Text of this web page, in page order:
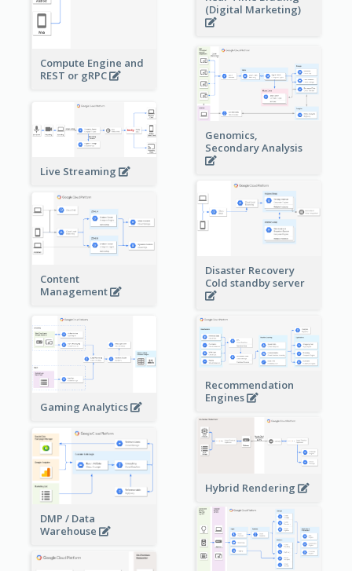
(Digital Marketing)
Compute Engine and
REST or gRPC
Genomics,
Secondary Analysis
Live Streaming
Disaster Recovery
Cold standby server
Content
Management
Gaming Analytics
Recommendation
Engines
Hybrid Rendering
DMP / Data
Warehouse